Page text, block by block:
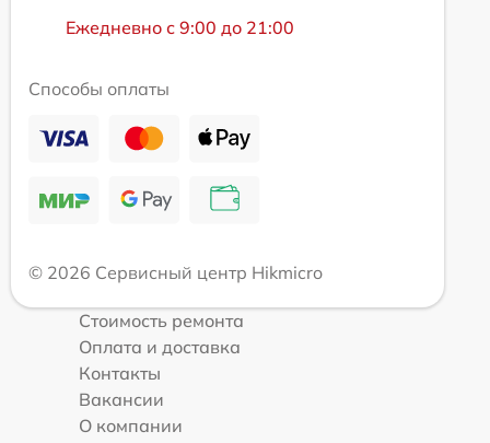
Ежедневно с 9:00 до 21:00
Способы оплаты
© 2026 Сервисный центр Hikmicro
Стоимость ремонта
Оплата и доставка
Контакты
Вакансии
О компании